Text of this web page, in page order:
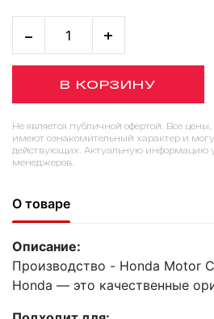
- +
В КОРЗИНУ
Не является публичной офертой. Все
имеют ознакомительный характер и
действующих. Актуальную информацию
менеджеров.
О товаре
Описание:
Производство - Honda Motor
Honda — это качественные